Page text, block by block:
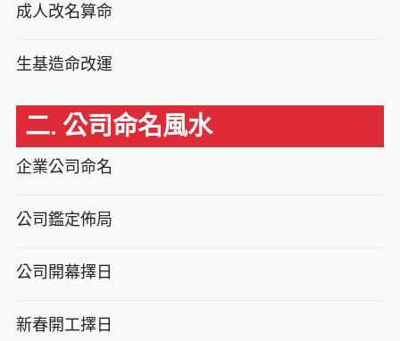
成人改名算命
生基造命改運
二. 公司命名風水
企業公司命名
公司鑑定佈局
公司開幕擇日
新春開工擇日